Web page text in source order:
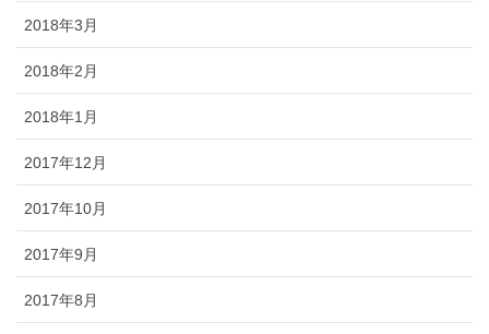
2018年3月
2018年2月
2018年1月
2017年12月
2017年10月
2017年9月
2017年8月